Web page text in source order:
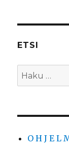
ETSI
Etsi:
O H J E L